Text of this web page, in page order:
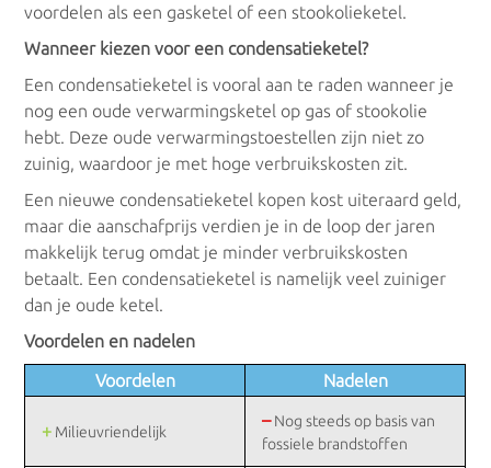
voordelen als een gasketel of een stookolieketel.
Wanneer kiezen voor een condensatieketel?
Een condensatieketel is vooral aan te raden wanneer je
nog een oude verwarmingsketel op gas of stookolie
hebt. Deze oude verwarmingstoestellen zijn niet zo
zuinig, waardoor je met hoge verbruikskosten zit.
Een nieuwe condensatieketel kopen kost uiteraard geld,
maar die aanschafprijs verdien je in de loop der jaren
makkelijk terug omdat je minder verbruikskosten
betaalt. Een condensatieketel is namelijk veel zuiniger
dan je oude ketel.
Voordelen en nadelen
Voordelen
Nadelen
+Milieuvriendelijk
–Nog steeds op basis van
fossiele brandstoffen